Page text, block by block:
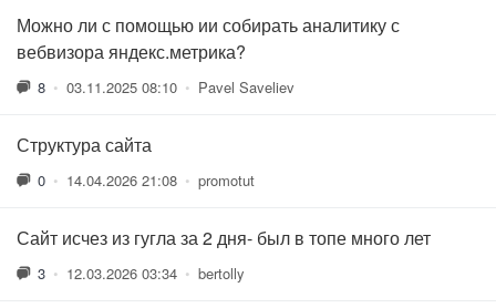
Можно ли с помощью ии собирать аналитику с
вебвизора яндекс.метрика?
8 • 03.11.2025 08:10 • Pavel Saveliev
Структура сайта
0 • 14.04.2026 21:08 • promotut
Сайт исчез из гугла за 2 дня- был в топе много лет
3 • 12.03.2026 03:34 • bertolly